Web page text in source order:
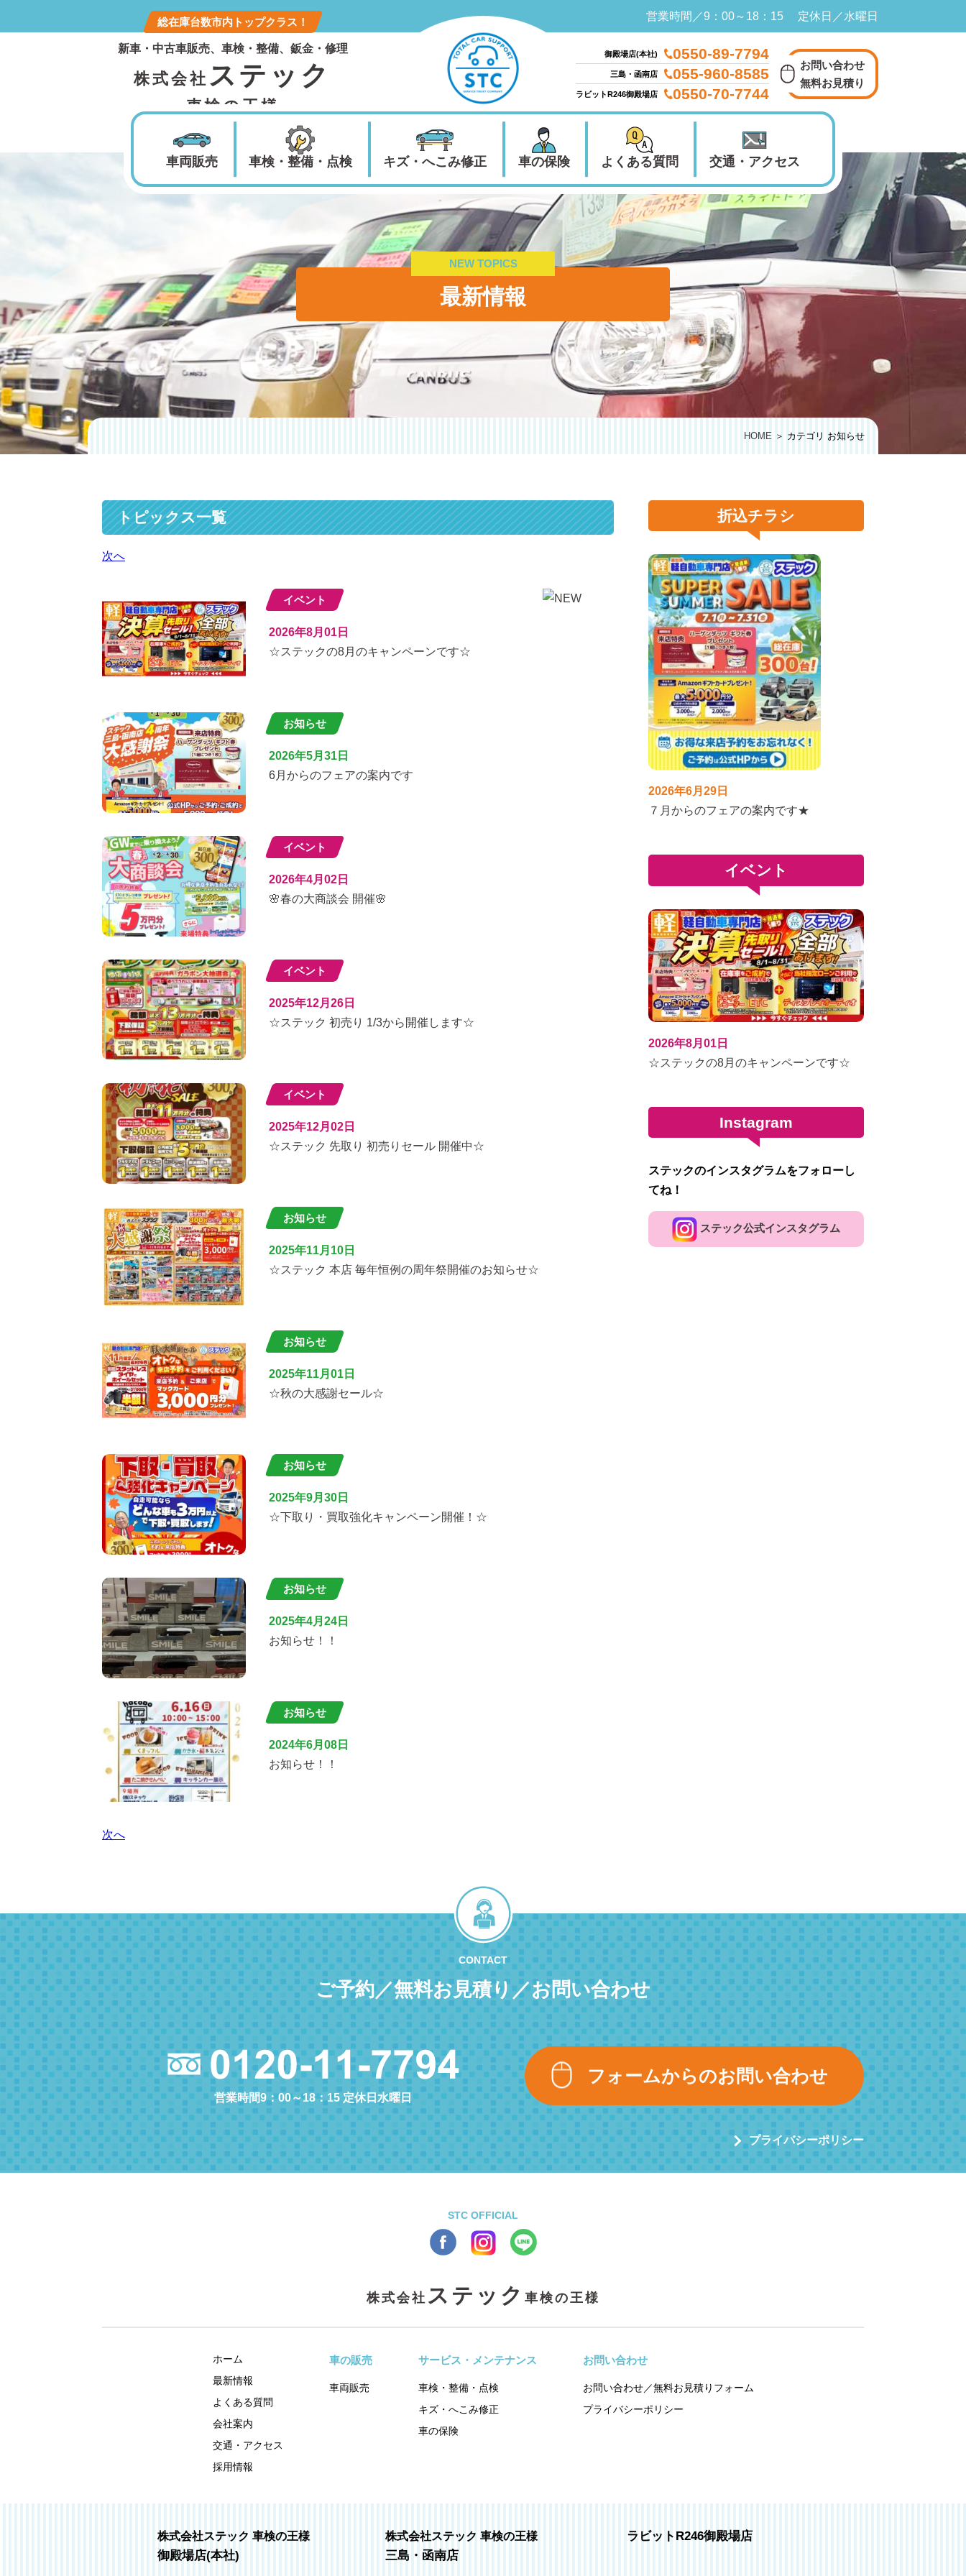
営業時間／9：00～18：15 定休日／水曜日
総在庫台数市内トップクラス！
新車・中古車販売、車検・整備、鈑金・修理
株式会社ステック
車検の王様
御殿場店(本社) 0550-89-7794
三島・函南店 055-960-8585
ラビットR246御殿場店 0550-70-7744
お問い合わせ
無料お見積り
車両販売 車検・整備・点検 キズ・へこみ修正 車の保険 よくある質問 交通・アクセス
NEW TOPICS
最新情報
HOME ＞ カテゴリ お知らせ
トピックス一覧
次へ
イベント
2026年8月01日
☆ステックの8月のキャンペーンです☆
お知らせ
2026年5月31日
6月からのフェアの案内です
イベント
2026年4月02日
🌸春の大商談会 開催🌸
イベント
2025年12月26日
☆ステック 初売り 1/3から開催します☆
イベント
2025年12月02日
☆ステック 先取り 初売りセール 開催中☆
お知らせ
2025年11月10日
☆ステック 本店 毎年恒例の周年祭開催のお知らせ☆
お知らせ
2025年11月01日
☆秋の大感謝セール☆
お知らせ
2025年9月30日
☆下取り・買取強化キャンペーン開催！☆
お知らせ
2025年4月24日
お知らせ！！
お知らせ
2024年6月08日
お知らせ！！
次へ
折込チラシ
2026年6月29日
７月からのフェアの案内です★
イベント
2026年8月01日
☆ステックの8月のキャンペーンです☆
Instagram
ステックのインスタグラムをフォローし
てね！
ステック公式インスタグラム
CONTACT
ご予約／無料お見積り／お問い合わせ
営業時間9：00～18：15 定休日水曜日
フォームからのお問い合わせ
プライバシーポリシー
STC OFFICIAL
株式会社ステック 車検の王様
ホーム
最新情報
よくある質問
会社案内
交通・アクセス
採用情報
車の販売
車両販売
サービス・メンテナンス
車検・整備・点検
キズ・へこみ修正
車の保険
お問い合わせ
お問い合わせ／無料お見積りフォーム
プライバシーポリシー
株式会社ステック 車検の王様
御殿場店(本社)
株式会社ステック 車検の王様
三島・函南店
ラビットR246御殿場店